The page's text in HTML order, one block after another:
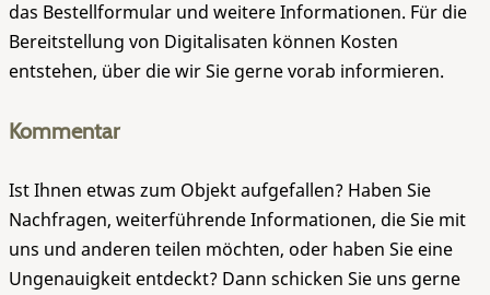
das Bestellformular und weitere Informationen. Für die
Bereitstellung von Digitalisaten können Kosten
entstehen, über die wir Sie gerne vorab informieren.
Kommentar
Ist Ihnen etwas zum Objekt aufgefallen? Haben Sie
Nachfragen, weiterführende Informationen, die Sie mit
uns und anderen teilen möchten, oder haben Sie eine
Ungenauigkeit entdeckt? Dann schicken Sie uns gerne